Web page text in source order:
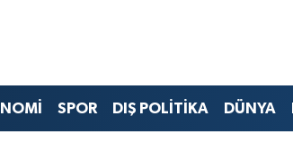
SPOR DIŞ POLİTİKA DÜNYA